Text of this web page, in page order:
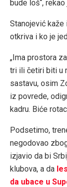
bude loš“,
Stanojević kaže
otkriva i ko je
„Ima prostora
tri ili četiri biti u
sastavu, osim
iz povrede,
kadru. Biće
Podsetimo,
negodovao
izjavio da bi
klubova, a da
da ubace u